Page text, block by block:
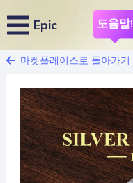
Epic 도움말!
마켓플레이스로 돌아가기